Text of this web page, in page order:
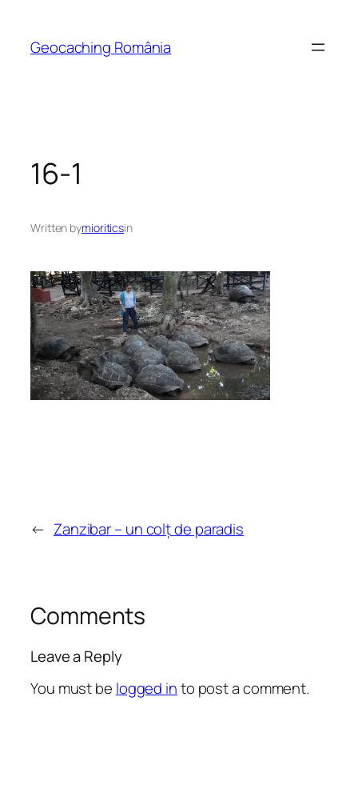
content
Geocaching România
16-1
Written bymioriticsin
← Zanzibar – un colț de paradis
Comments
Leave a Reply
You must be logged into post a comment.